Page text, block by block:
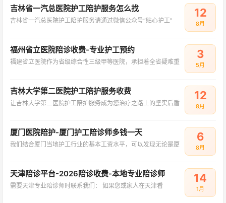
吉林省一汽总医院护工陪护服务怎么找
吉林省一汽总医院护工陪护服务请通过微信公众号“贴心护工”
12
8月
福州省立医院陪诊收费-专业护工预约
福建省立医院作为省级综合性三级甲等医院，承担着全省疑难重
3
5月
吉林大学第二医院护工陪护服务收费
让吉林大学第二医院护工陪护服务成为您治疗之路上的坚实后盾
12
8月
厦门医院陪护-厦门护工陪诊师多钱一天
我们结合厦门当地护工行业的基本工资水平，可以发现无论是厦
6
8月
天津陪诊平台-2026陪诊收费-本地专业陪诊师
需要天津专业陪诊师时联系我们： 如果您或家人在天津看
14
1月